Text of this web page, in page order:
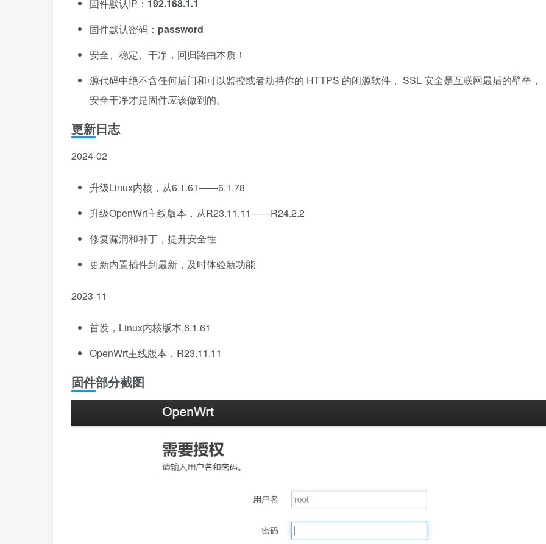
固件默认IP： 192.168.1.1
固件默认密码： password
安全、稳定、干净，回归路由本质！
源代码中绝不含任何后门和可以监控或者劫持你的 HTTPS 的闭源软件， SSL 安全是互联网最后的壁垒，
安全干净才是固件应该做到的。
更新日志
2024-02
升级Linux内核，从6.1.61——6.1.78
升级OpenWrt主线版本，从R23.11.11——R24.2.2
修复漏洞和补丁，提升安全性
更新内置插件到最新，及时体验新功能
2023-11
首发，Linux内核版本,6.1.61
OpenWrt主线版本，R23.11.11
固件部分截图